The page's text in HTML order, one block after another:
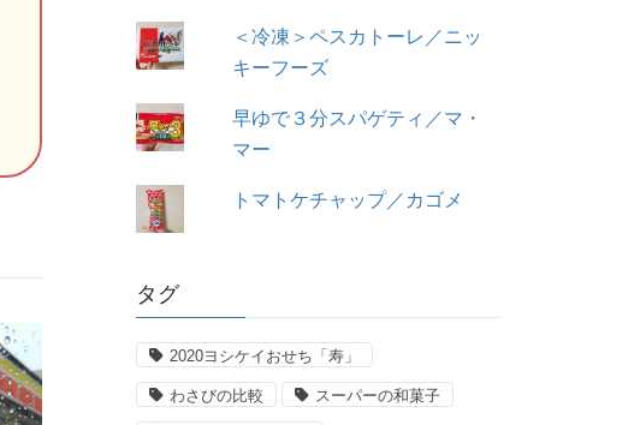
＜冷凍＞ペスカトーレ／ニッ
キーフーズ
早ゆで３分スパゲティ／マ・
マー
トマトケチャップ／カゴメ
タグ
2020ヨシケイおせち「寿」
わさびの比較 スーパーの和菓子